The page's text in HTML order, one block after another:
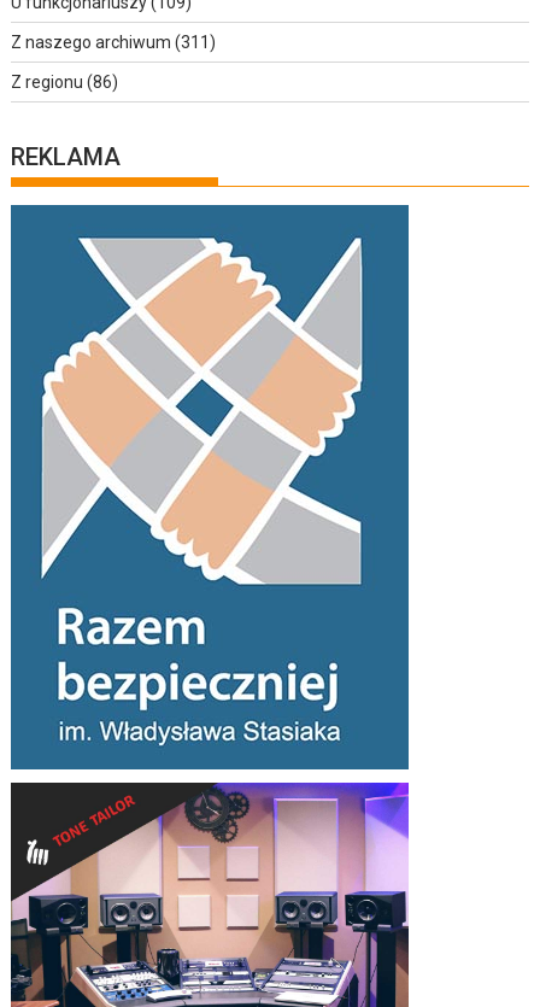
Z naszego archiwum (311)
Z regionu (86)
REKLAMA